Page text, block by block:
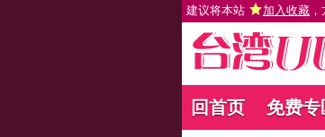
建议将本站 加入收藏
回首页 免费专